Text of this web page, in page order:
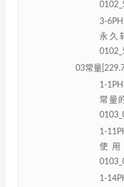
3-
永久
03常量
1-
常量
1-
使
1-